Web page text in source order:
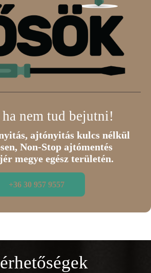
nem tud bejutni!
ajtónyitás kulcs nélkül
Non-Stop ajtómentés
megye egész területén.
+36 30 957 9557